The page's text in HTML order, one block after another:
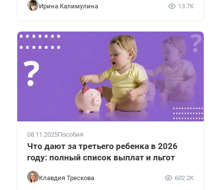
Ирина Калимулина 13.7K
08.11.2025Пособия
Что дают за третьего ребенка в 2026
году: полный список выплат и льгот
Клавдия Трескова 602.2K